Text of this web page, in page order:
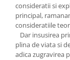
consideratii si
principal,
consideratiile
Dar insusirea
plina de viata si
adica zugravirea